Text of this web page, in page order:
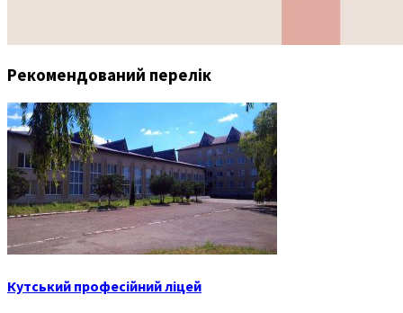
Рекомендований перелік
Кутський професійний ліцей